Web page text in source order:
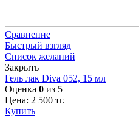
Сравнение
Быстрый взгляд
Список желаний
Закрыть
Гель лак Diva 052, 15 мл
Оценка 0 из 5
Цена: 2 500 тг.
Купить